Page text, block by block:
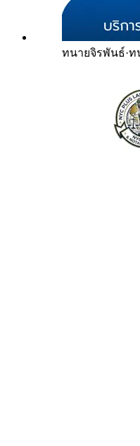
ทนายจิรพันธ์·ท